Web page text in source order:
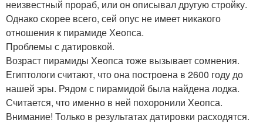
неизвестный прораб, или он описывал другую стройку.
Однако скорее всего, сей опус не имеет никакого
отношения к пирамиде Хеопса.
Проблемы с датировкой.
Возраст пирамиды Хеопса тоже вызывает сомнения.
Египтологи считают, что она построена в 2600 году до
нашей эры. Рядом с пирамидой была найдена лодка.
Считается, что именно в ней похоронили Хеопса.
Внимание! Только в результатах датировки расходятся.